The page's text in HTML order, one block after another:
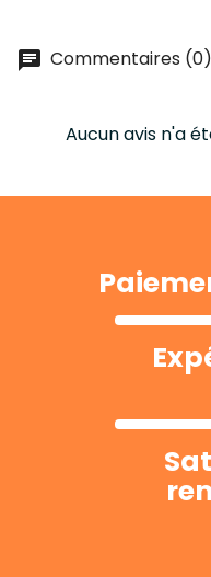
Commentaires (0)
Aucun avis n'a